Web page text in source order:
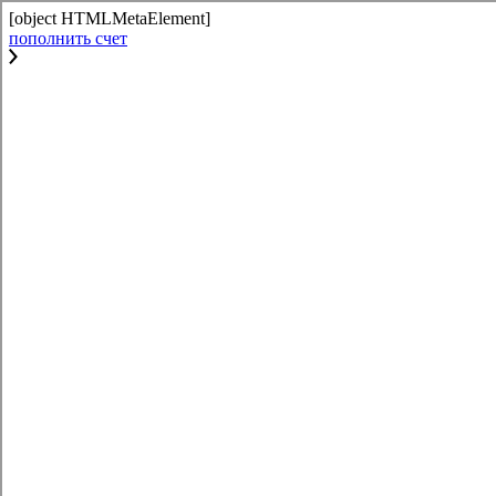
[object HTMLMetaElement]
пополнить счет